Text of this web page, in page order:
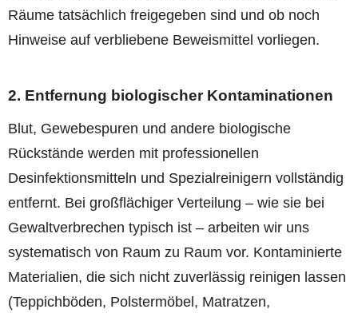
Räume tatsächlich freigegeben sind und ob noch
Hinweise auf verbliebene Beweismittel vorliegen.
2. Entfernung biologischer Kontaminationen
Blut, Gewebespuren und andere biologische
Rückstände werden mit professionellen
Desinfektionsmitteln und Spezialreinigern vollständig
entfernt. Bei großflächiger Verteilung – wie sie bei
Gewaltverbrechen typisch ist – arbeiten wir uns
systematisch von Raum zu Raum vor. Kontaminierte
Materialien, die sich nicht zuverlässig reinigen lassen
(Teppichböden, Polstermöbel, Matratzen,